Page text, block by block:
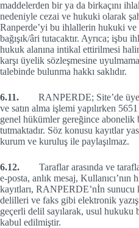
maddelerden bir ya da birkaçını
nedeniyle cezai ve hukuki olarak
Ranperde’yi bu ihlallerin hukuki ve
bağışık/âri tutacaktır. Ayrıca; işbu
hukuk alanına intikal ettirilmesi
karşı üyelik sözleşmesine
talebinde bulunma hakkı saklıdır.
6.11.
RANPERDE; Site’de
ve satın alma işlemi yapılırken
genel hükümler gereğince abonelik
tutmaktadır. Söz konusu kayıtlar
kurum ve kuruluş ile paylaşılmaz.
6.12.
Taraflar arasında ve
e-posta, anlık mesaj, Kullanıcı’nın
kayıtları, RANPERDE’nİn sunucu
delilleri ve faks gibi elektronik
geçerli delil sayılarak, usul hukuku
kabul edilmiştir.